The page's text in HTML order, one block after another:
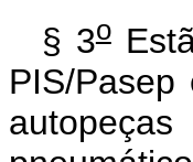
§ 3o
PIS/